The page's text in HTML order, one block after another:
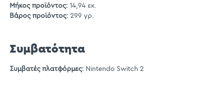
Μήκος προϊόντος: 14,94 εκ.
Βάρος προϊόντος: 299 γρ.
Συμβατότητα
Συμβατές πλατφόρμες: Nintendo Switch 2